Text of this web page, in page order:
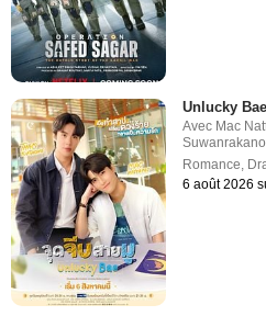
Unlucky Bae
Avec Mac
Romance,
6 août 2026